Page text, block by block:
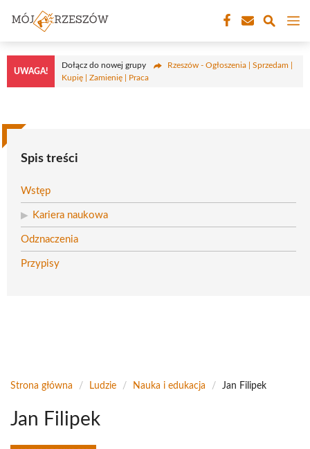
treści
UWAGA!
Dołącz do nowej grupy
Rzeszów - Ogłoszenia | Sprzedam |
Kupię | Zamienię | Praca
Spis treści
Wstęp
Kariera naukowa
Odznaczenia
Przypisy
Strona główna / Ludzie / Nauka i edukacja / Jan Filipek
Jan Filipek